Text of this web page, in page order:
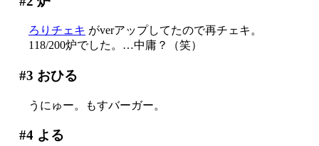
ろりチェキ がverアップしてたので再チェキ。
118/200炉でした。…中庸？（笑）
#3 おひる
うにゅー。もすバーガー。
#4よる